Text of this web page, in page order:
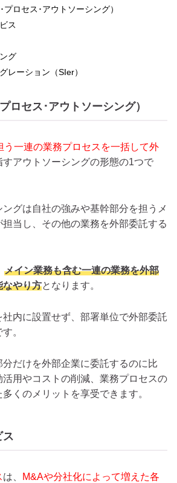
プロセス･アウトソーシング）
ス
グ
レーション（SIer）
ロセス･アウトソーシング）
う一連の業務プロセスを一括して外
すアウトソーシングの形態の1つで
グは自社の強みや基幹部分を担うメ
当し、その他の業務を外部委託する
メイン業務も含む一連の業務を外部
なやり方となります。
内に設置せず、部署単位で外部委託
。
だけを外部企業に委託するのに比
用やコストの削減、業務プロセスの
くのメリットを享受できます。
ス
は、
M&Aや分社化によって増えた各